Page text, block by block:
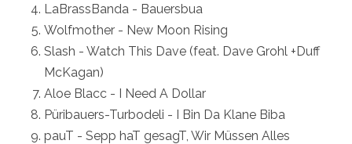
LaBrassBanda - Bauersbua
Wolfmother - New Moon Rising
Slash - Watch This Dave (feat. Dave Grohl +Duff
McKagan)
Aloe Blacc - I Need A Dollar
Püribauers-Turbodeli - I Bin Da Klane Biba
pauT - Sepp haT gesagT, Wir Müssen Alles